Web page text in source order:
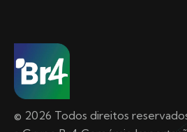
© 2026 Todos direitos